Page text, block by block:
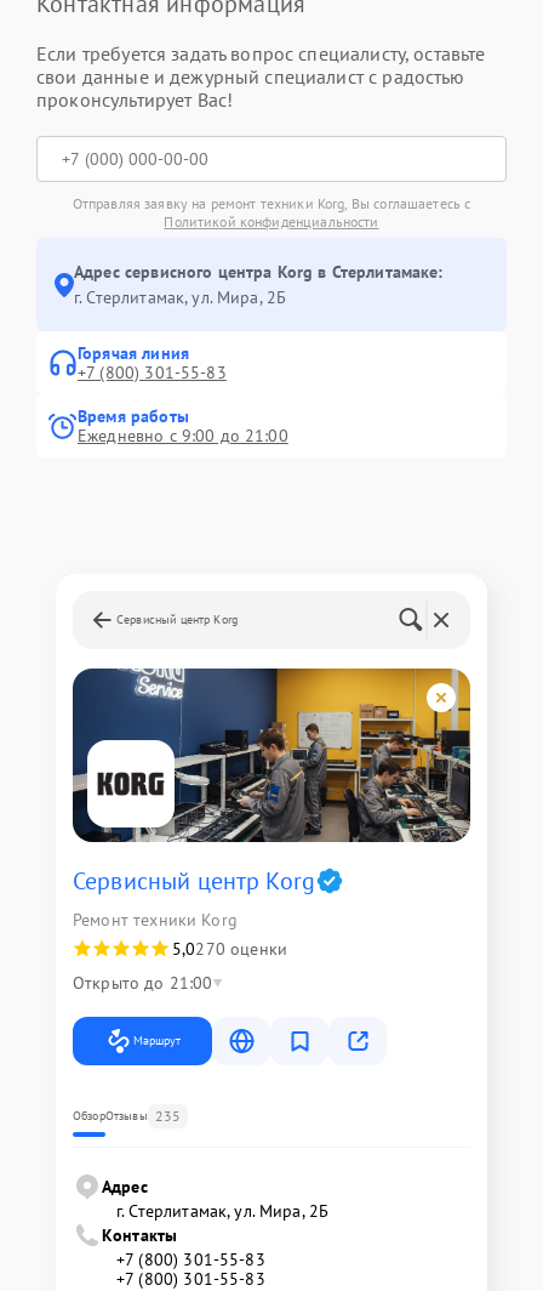
Если требуется задать вопрос специалисту, оставьте
свои данные и дежурный специалист с радостью
проконсультирует Вас!
Отправляя заявку на ремонт техники Korg, Вы соглашаетесь с
Политикой конфиденциальности
Адрес сервисного центра Korg в Стерлитамаке:
г. Стерлитамак, ул. Мира, 2Б
Горячая линия
+7 (800) 301-55-83
Время работы
Ежедневно с 9:00 до 21:00
Сервисный центр Korg
Сервисный центр Korg
Ремонт техники Korg
5,0270 оценки
Открыто до 21:00
Маршрут
ОбзорОтзывы 235
Адрес
г. Стерлитамак, ул. Мира, 2Б
Контакты
+7 (800) 301-55-83
+7 (800) 301-55-83